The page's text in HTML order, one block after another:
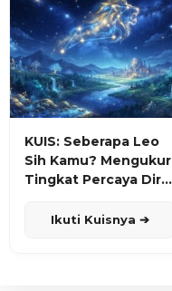
KUIS: Seberapa Leo
Sih Kamu? Mengukur
Tingkat Percaya Diri
Ikuti Kuisnya ➔